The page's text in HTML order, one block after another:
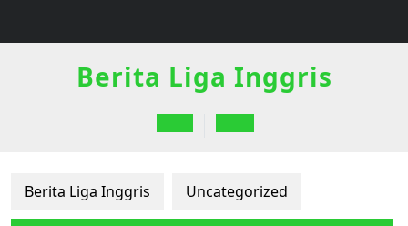
Berita Liga Inggris
Open
Berita Liga Inggris Uncategorized